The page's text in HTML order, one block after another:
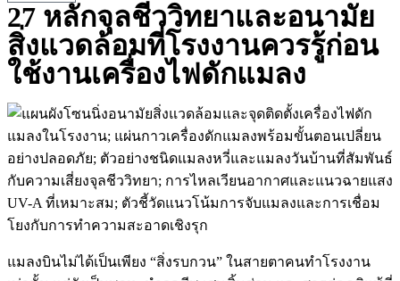
27 หลักจุลชีววิทยาและอนามัย
สิ่งแวดล้อมที่โรงงานควรรู้ก่อน
ใช้งานเครื่องไฟดักแมลง
แมลงบินไม่ได้เป็นเพียง “สิ่งรบกวน” ในสายตาคนทำโรงงาน